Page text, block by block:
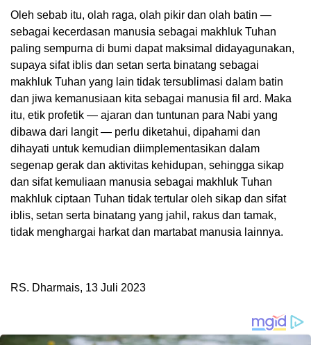
Oleh sebab itu, olah raga, olah pikir dan olah batin —
sebagai kecerdasan manusia sebagai makhluk Tuhan
paling sempurna di bumi dapat maksimal didayagunakan,
supaya sifat iblis dan setan serta binatang sebagai
makhluk Tuhan yang lain tidak tersublimasi dalam batin
dan jiwa kemanusiaan kita sebagai manusia fil ard. Maka
itu, etik profetik — ajaran dan tuntunan para Nabi yang
dibawa dari langit — perlu diketahui, dipahami dan
dihayati untuk kemudian diimplementasikan dalam
segenap gerak dan aktivitas kehidupan, sehingga sikap
dan sifat kemuliaan manusia sebagai makhluk Tuhan
makhluk ciptaan Tuhan tidak tertular oleh sikap dan sifat
iblis, setan serta binatang yang jahil, rakus dan tamak,
tidak menghargai harkat dan martabat manusia lainnya.
RS. Dharmais, 13 Juli 2023